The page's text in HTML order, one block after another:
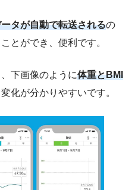
タが自動で転送されるの
とができ、便利です。
下画像のように体重とBMI
化が分かりやすいです。